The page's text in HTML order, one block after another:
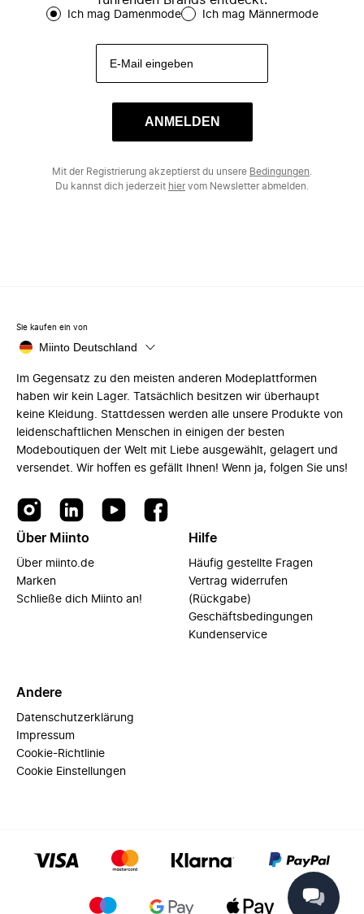
Ich mag Damenmode Ich mag Männermode
ANMELDEN
Mit der Registrierung akzeptierst du unsere Bedingungen
Du kannst dich jederzeit hiervom Newsletter abmelden.
Sie kaufen ein von
Miinto Deutschland
Im Gegensatz zu den meisten anderen Modeplattformen
haben wir kein Lager. Tatsächlich besitzen wir überhaupt
keine Kleidung. Stattdessen werden alle unsere Produkte von
leidenschaftlichen Menschen in einigen der besten
Modeboutiquen der Welt mit Liebe ausgewählt, gelagert und
versendet. Wir hoffen es gefällt Ihnen! Wenn ja, folgen Sie uns!
Über Miinto
Über miinto.de
Marken
Schließe dich Miinto an!
Hilfe
Häufig gestellte Fragen
Vertrag widerrufen
(Rückgabe)
Geschäftsbedingungen
Kundenservice
Andere
Datenschutzerklärung
Impressum
Cookie-Richtlinie
Cookie Einstellungen